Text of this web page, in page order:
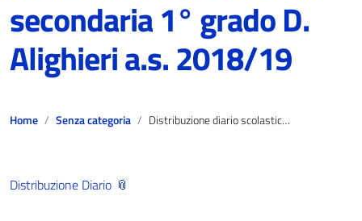
secondaria 1° grado D.
Alighieri a.s. 2018/19
Home Senza categoria Distribuzione diario scolastico alunni scuola secondaria 1° grado D. Alighieri a.s. 2018/19
Distribuzione Diario